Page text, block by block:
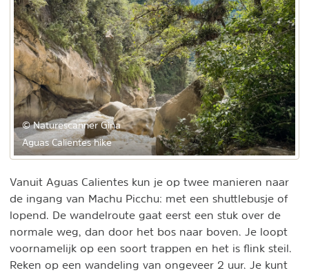
© Naturescanner Gina
Aguas Calientes hike
Vanuit Aguas Calientes kun je op twee manieren naar
de ingang van Machu Picchu: met een shuttlebusje of
lopend. De wandelroute gaat eerst een stuk over de
normale weg, dan door het bos naar boven. Je loopt
voornamelijk op een soort trappen en het is flink steil.
Reken op een wandeling van ongeveer 2 uur. Je kunt